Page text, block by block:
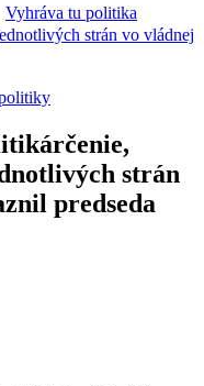
Vyhráva tu politika
strán vo vládnej
strán
predseda